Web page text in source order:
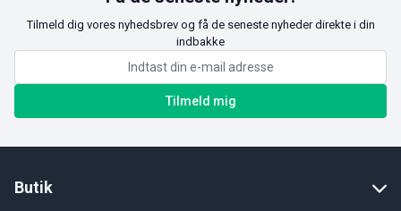
Tilmeld dig vores nyhedsbrev og få de seneste nyheder direkte i din
indbakke
Tilmeld mig
Butik